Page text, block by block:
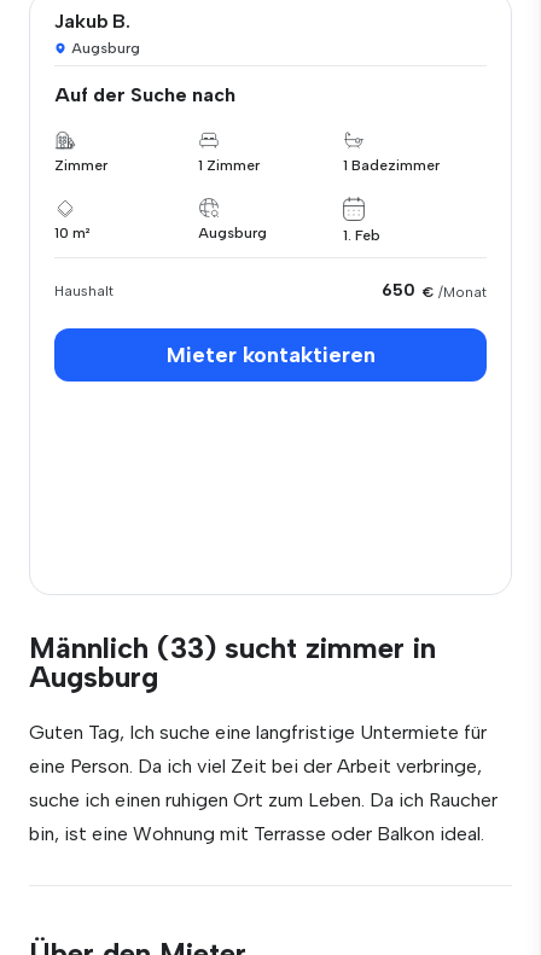
Jakub B.
Augsburg
Auf der Suche nach
Zimmer 1 Zimmer 1 Badezimmer
10 m² Augsburg 1. Feb
Haushalt 650 € /Monat
Mieter kontaktieren
Männlich (33) sucht zimmer in
Augsburg
Guten Tag, Ich suche eine langfristige Untermiete für
eine Person. Da ich viel Zeit bei der Arbeit verbringe,
suche ich einen ruhigen Ort zum Leben. Da ich Raucher
bin, ist eine Wohnung mit Terrasse oder Balkon ideal.